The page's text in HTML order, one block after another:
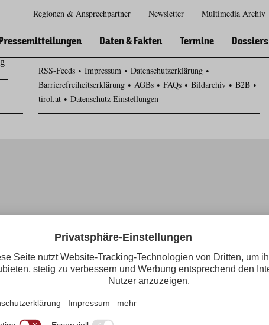
Zur
Zur
Zum
Zum
Daten & Fakten Termine Dossiers
Regionen & Ansprechpartner Newsletter Multimedia Archiv
RSS-Feeds Impressum
Datenschutzerklärung
Barrierefreiheitserklärung
AGBs FAQs Bildarchiv
B2B
tirol.at
Datenschutz Einstellungen